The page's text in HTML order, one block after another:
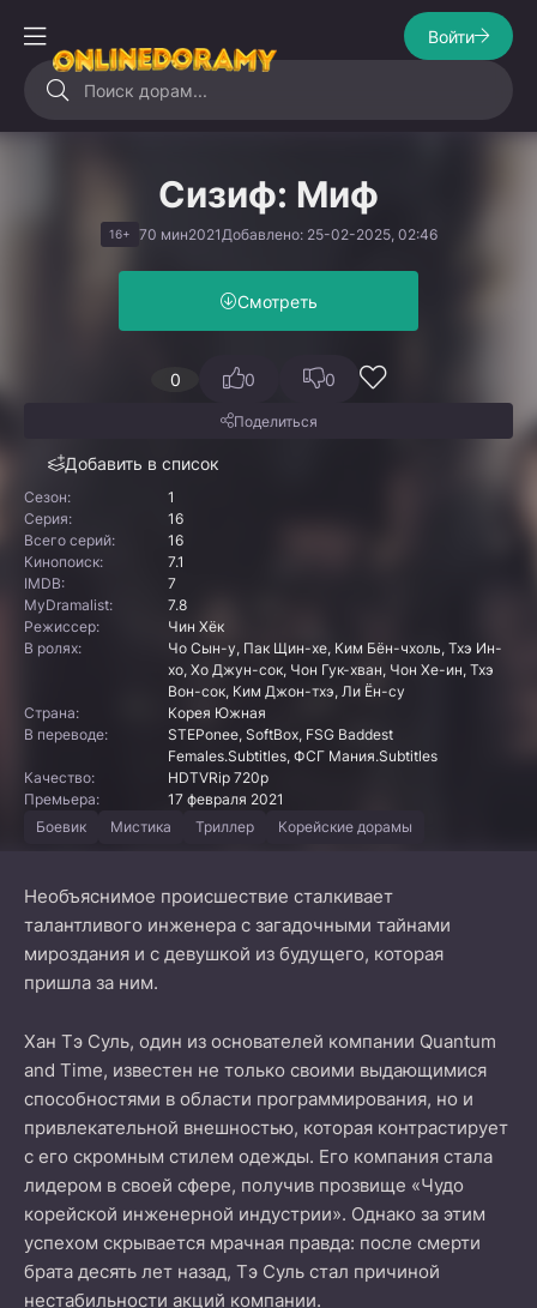
Войти
Сизиф: Миф
16+ 70 мин2021 Добавлено: 25-02-2025, 02:46
Смотреть
0
Добавить в список
0 0
Поделиться
Сезон:
1
Серия:
16
Всего серий:
16
Кинопоиск:
7.1
IMDB:
7
MyDramalist:
7.8
Режиссер:
Чин Хёк
В ролях:
Чо Сын-у, Пак Щин-хе, Ким Бён-чхоль, Тхэ Ин-
хо, Хо Джун-сок, Чон Гук-хван, Чон Хе-ин, Тхэ
Вон-сок, Ким Джон-тхэ, Ли Ён-су
Страна:
Корея Южная
В переводе:
STEPonee, SoftBox, FSG Baddest
Females.Subtitles, ФСГ Мания.Subtitles
Качество:
HDTVRip 720p
Премьера:
17 февраля 2021
Боевик
Мистика Триллер Корейские дорамы
Необъяснимое происшествие сталкивает
талантливого инженера с загадочными тайнами
мироздания и с девушкой из будущего, которая
пришла за ним.
Хан Тэ Суль, один из основателей компании Quantum
and Time, известен не только своими выдающимися
способностями в области программирования, но и
привлекательной внешностью, которая контрастирует
с его скромным стилем одежды. Его компания стала
лидером в своей сфере, получив прозвище «Чудо
корейской инженерной индустрии». Однако за этим
успехом скрывается мрачная правда: после смерти
брата десять лет назад, Тэ Суль стал причиной
нестабильности акций компании.